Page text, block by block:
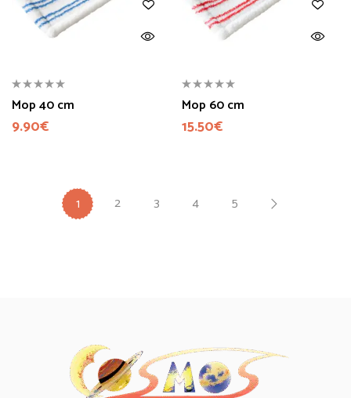
Mop 40 cm
9.90€
Mop 60 cm
15.50€
1 2 3 4 5